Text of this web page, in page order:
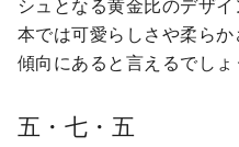
シュとなる黄金比のデザ
本では可愛らしさや柔ら
傾向にあると言えるでしょ
五・七・五